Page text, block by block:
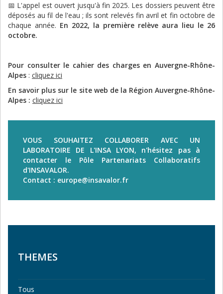
📅 L'appel est ouvert jusqu'à fin 2025. Les dossiers peuvent être
déposés au fil de l'eau ; ils sont relevés fin avril et fin octobre de
chaque année. En 2022, la première relève aura lieu le 26
octobre.
Pour consulter le cahier des charges en Auvergne-Rhône-
Alpes : cliquez ici
En savoir plus sur le site web de la Région Auvergne-Rhône-
Alpes : cliquez ici
VOUS SOUHAITEZ COLLABORER AVEC UN
LABORATOIRE DE L'INSA LYON, n'hésitez pas à
contacter le Pôle Partenariats Collaboratifs
d'INSAVALOR.
Contact : europe@insavalor.fr
THEMES
Tous